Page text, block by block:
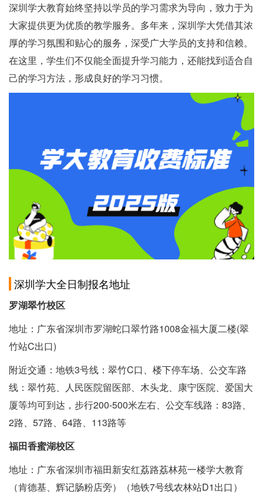
深圳学大教育始终坚持以学员的学习需求为导向，致力于为
大家提供更为优质的教学服务。多年来，深圳学大凭借其浓
厚的学习氛围和贴心的服务，深受广大学员的支持和信赖。
在这里，学生们不仅能全面提升学习能力，还能找到适合自
己的学习方法，形成良好的学习习惯。
深圳学大全日制报名地址
罗湖翠竹校区
地址：广东省深圳市罗湖蛇口翠竹路1008金福大厦二楼(翠
竹站C出口)
附近交通：地铁3号线：翠竹C口、楼下停车场、公交车路
线：翠竹苑、人民医院留医部、木头龙、康宁医院、爱国大
厦等均可到达，步行200-500米左右、公交车线路：83路、
2路、57路、64路、113路等
福田香蜜湖校区
地址：广东省深圳市福田新安红荔路荔林苑一楼学大教育
（肯德基、辉记肠粉店旁）（地铁7号线农林站D1出口）